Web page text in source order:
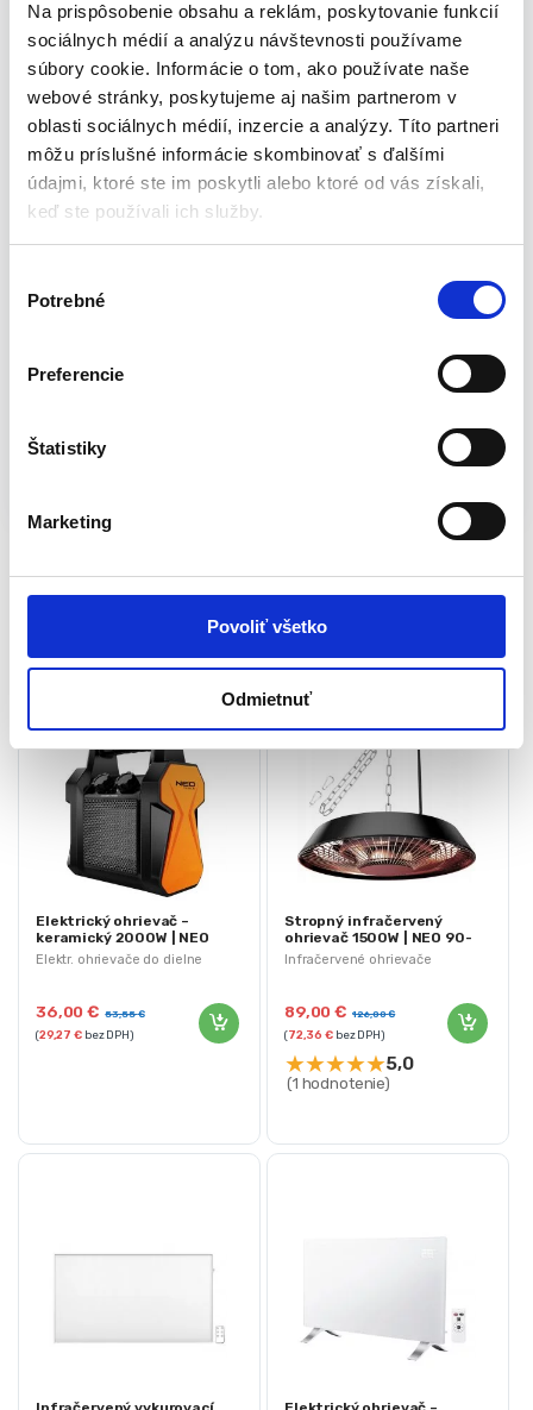
Na prispôsobenie obsahu a reklám, poskytovanie funkcií
sociálnych médií a analýzu návštevnosti používame
súbory cookie. Informácie o tom, ako používate naše
webové stránky, poskytujeme aj našim partnerom v
oblasti sociálnych médií, inzercie a analýzy. Títo partneri
môžu príslušné informácie skombinovať s ďalšími
údajmi, ktoré ste im poskytli alebo ktoré od vás získali,
keď ste používali ich služby.
Potrebné
Preferencie
Štatistiky
Marketing
Povoliť všetko
Odmietnuť
pohodlné dielenské sedadlo. Maximálne zaťaženie na lôžko
(rozložené) – 150 kg a vo forme dielenského sedadla – 120 kg.
Špecifikácia produktu:
Rozmery ležadla : 40 x 14 x 102 cm
Nosnosť ležadla – 150 kg
Rozmery sedadla: 54,5 x 40 x 48 cm
Kolieska: 6,3 cm
Váha:7,4 kg
Katalógové číslo:
Podložky pod
pojazdná podložka
Súvisiace produkty
Elektr. ohrievače do dielne
-33%
Elektrický ohrievač –
keramický 2000W | NEO
90-060
36,00€ 53,55€
(29,27€bez DPH)
Infračervené ohrievače
Stropný infračervený
ohrievač 1500W | NEO 90-
037
89,00€ 126,00€
(72,36€bez DPH)
★★★★★5,0
(1 hodnotenie)